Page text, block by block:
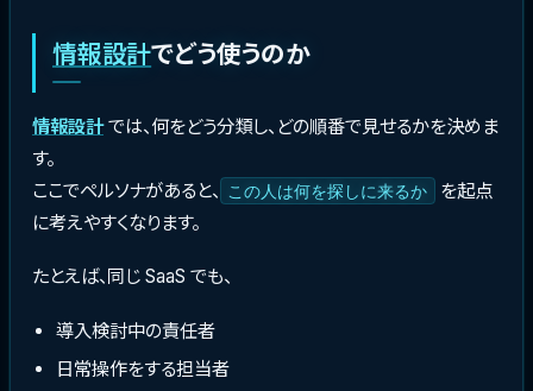
情報設計でどう使うのか
情報設計では、何をどう分類し、どの順番で見せるかを決めま
す。
ここでペルソナがあると、 この人は何を探しに来るか
を起点
に考えやすくなります。
たとえば、同じ SaaS でも、
導入検討中の責任者
日常操作をする担当者